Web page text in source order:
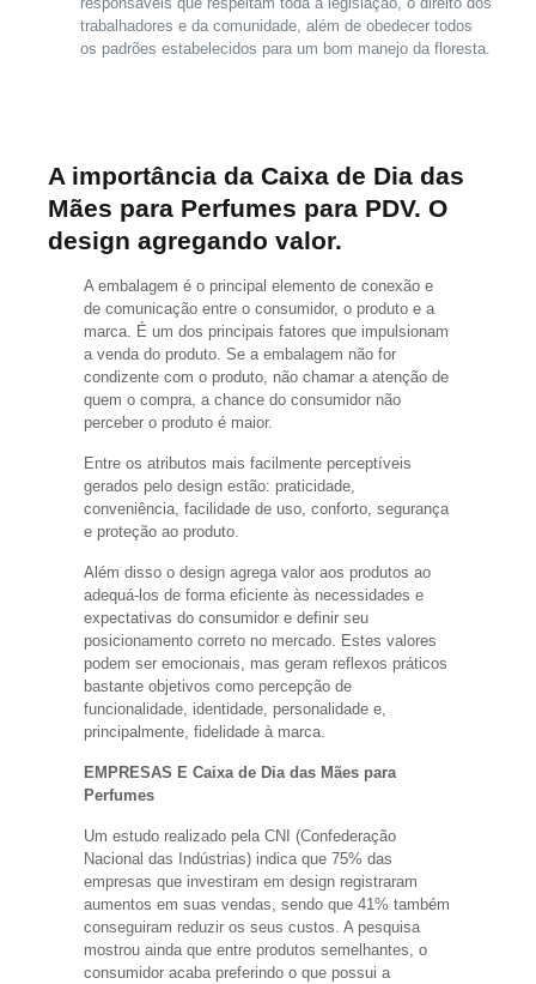
trabalhadores e da comunidade, além de obedecer todos
os padrões estabelecidos para um bom manejo da floresta.
A importância da Caixa de Dia das
Mães para Perfumes para PDV. O
design agregando valor.
A embalagem é o principal elemento de conexão e
de comunicação entre o consumidor, o produto e a
marca. É um dos principais fatores que impulsionam
a venda do produto. Se a embalagem não for
condizente com o produto, não chamar a atenção de
quem o compra, a chance do consumidor não
perceber o produto é maior.
Entre os atributos mais facilmente perceptíveis
gerados pelo design estão: praticidade,
conveniência, facilidade de uso, conforto, segurança
e proteção ao produto.
Além disso o design agrega valor aos produtos ao
adequá-los de forma eficiente às necessidades e
expectativas do consumidor e definir seu
posicionamento correto no mercado. Estes valores
podem ser emocionais, mas geram reflexos práticos
bastante objetivos como percepção de
funcionalidade, identidade, personalidade e,
principalmente, fidelidade à marca.
EMPRESAS E Caixa de Dia das Mães para
Perfumes
Um estudo realizado pela CNI (Confederação
Nacional das Indústrias) indica que 75% das
empresas que investiram em design registraram
aumentos em suas vendas, sendo que 41% também
conseguiram reduzir os seus custos. A pesquisa
mostrou ainda que entre produtos semelhantes, o
consumidor acaba preferindo o que possui a